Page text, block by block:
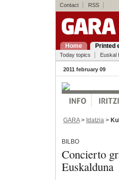
Contact RSS
Home Printed
Today topics Euskal
2011 february 09
GARA> Idatzia >
BILBO
Concierto
Euskalduna